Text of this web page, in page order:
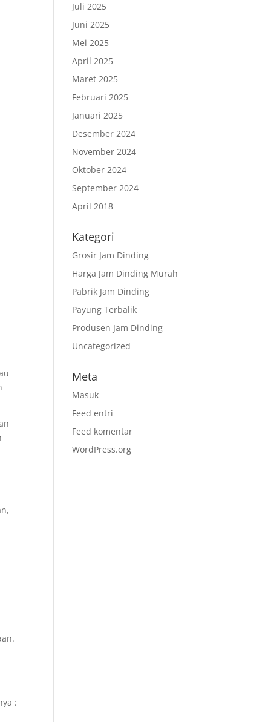
:
Juli 2025
Juni 2025
Mei 2025
April 2025
Maret 2025
Februari 2025
Januari 2025
Desember 2024
November 2024
Oktober 2024
September 2024
April 2018
Kategori
Grosir Jam Dinding
Harga Jam Dinding Murah
Pabrik Jam Dinding
Payung Terbalik
Produsen Jam Dinding
Uncategorized
Meta
Masuk
Feed entri
Feed komentar
WordPress.org